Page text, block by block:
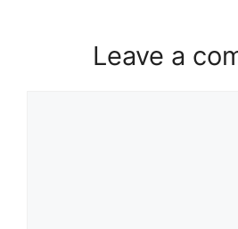
Leave a